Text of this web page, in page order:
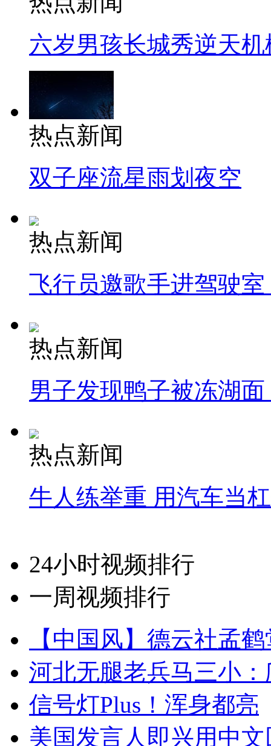
六岁男孩长城秀逆天机
热点新闻
双子座流星雨划夜空
热点新闻
飞行员邀歌手进驾驶
热点新闻
男子发现鸭子被冻湖
热点新闻
牛人练举重 用汽车当
24小时视频排行
一周视频排行
【中国风】德云社孟
河北无腿老兵马三小
信号灯Plus！浑身都亮
美国发言人即兴用中